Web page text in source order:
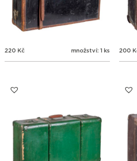
220 Kč množství: 1 ks 200